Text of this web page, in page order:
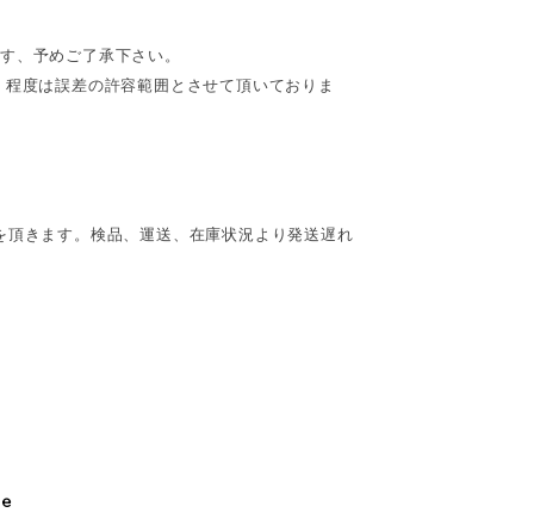
、予めご了承下さい。
度は誤差の許容範囲とさせて頂いておりま
きます。検品、運送、在庫状況より発送遅れ